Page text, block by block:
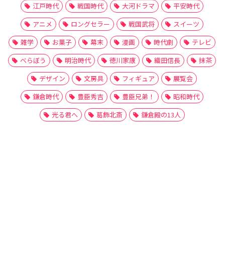
江戸時代 戦国時代 大河ドラマ
平安時代
アニメ
ロングセラー 戦国武将
スイーツ
雑学
お菓子 幕末 漫画 時代劇
テレビ
べらぼう
明治時代 徳川家康 織田信長
抹茶
デザイン
文房具 フィギュア
展覧会
鎌倉時代
豊臣秀吉 豊臣兄弟！
昭和時代
光る君へ
葛飾北斎 鎌倉殿の13人